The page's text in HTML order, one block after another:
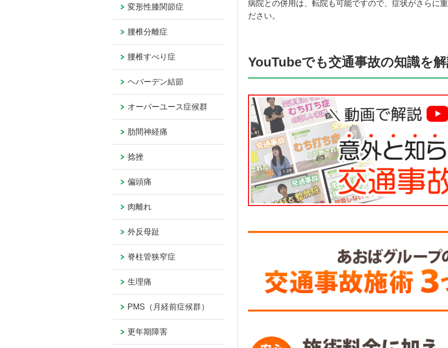
病院との併用は、転院も可能ですので、症状がさらに
ださい。
YouTubeでも交通事故の知識を
変形性膝関節症
腰椎分離症
腰椎すべり症
ヘバーデン結節
オーバーユース症候群
肋間神経痛
捻挫
偏頭痛
肉離れ
外反母趾
脊柱管狭窄症
生理痛
PMS（月経前症候群）
更年期障害